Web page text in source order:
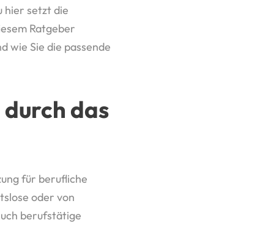
hier setzt die
Ratgeber
wie Sie die passende
das
für berufliche
oder von
berufstätige